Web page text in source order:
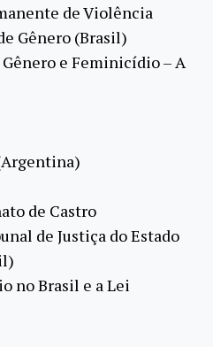
de Violência
Gênero (Brasil)
e Feminicídio – A
de Castro
de Justiça do Estado
no Brasil e a Lei